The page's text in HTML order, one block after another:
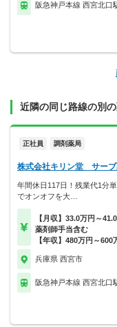
阪急神戸本線 西宮北口
近隣の同じ路線の別
正社員 調剤薬局
株式会社キリン堂 サー
年間休日117日！残業代1分
でオンオフを大…
【月収】33.0万円～
薬剤師手当含む
【年収】480万円～600
兵庫県 西宮市
阪急神戸本線 西宮北口